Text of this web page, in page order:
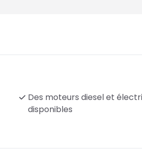
Des moteurs diesel et
disponibles